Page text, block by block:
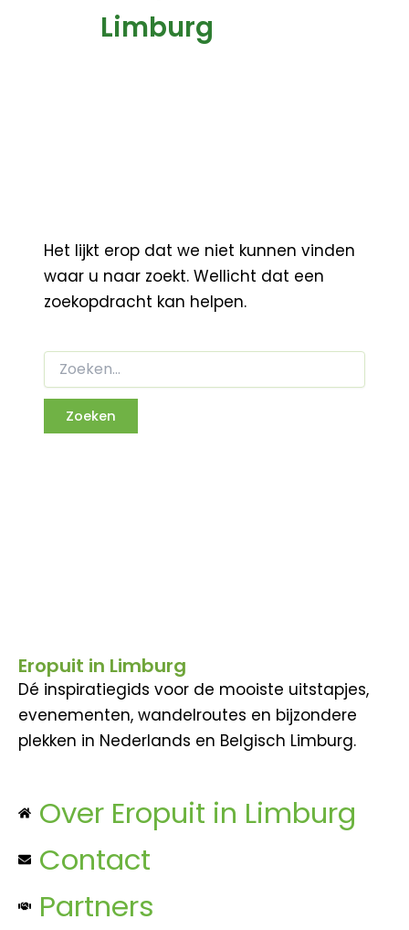
Limburg
Het lijkt erop dat we niet kunnen vinden
waar u naar zoekt. Wellicht dat een
zoekopdracht kan helpen.
Eropuit in Limburg
Dé inspiratiegids voor de mooiste uitstapjes,
evenementen, wandelroutes en bijzondere
plekken in Nederlands en Belgisch Limburg.
Over Eropuit in Limburg
Contact
Partners